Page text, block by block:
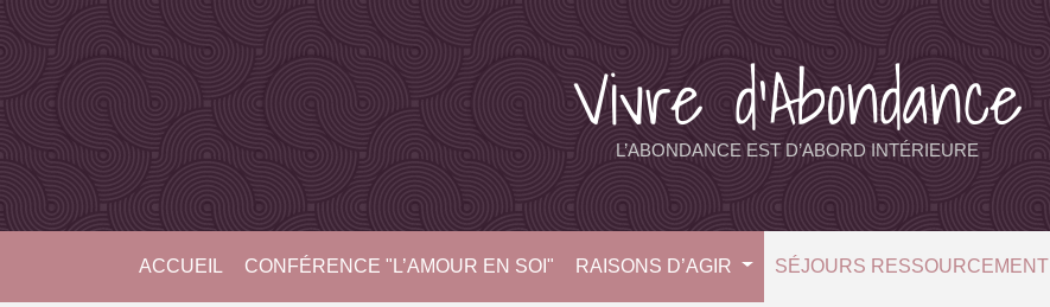
Vivre d’Abondance
L’ABONDANCE EST D’ABORD INTÉRIEURE
ACCUEIL CONFÉRENCE "L’AMOUR EN SOI" RAISONS D’AGIR SÉJOURS RESSOURCEMENT